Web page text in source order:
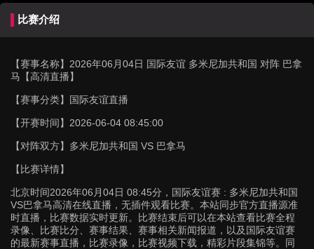
比赛介绍
【赛事名称】 2026年06月04日 国际友谊 多米尼加共和国 对阵 巴拿
马【高清直播】
【赛事分类】 国际友谊直播
【开赛时间】 2026-06-04 08:45:00
【对阵双方】 多米尼加共和国 VS 巴拿马
【比赛详情】
北京时间2026年06月04日 08:45分，国际友谊赛 : 多米尼加共和国
VS巴拿马高清在线直播，无插件观看比赛。本站同步官方直播源准
时直播，比赛数据实时更新。比赛结束后可以在本站查看比赛全程
录像、比赛比分、赛事结果、赛事相关新闻报道，以及国际友谊赛
的最新赛事直播，比赛录像，比赛视频下载，精彩片段集锦等。同